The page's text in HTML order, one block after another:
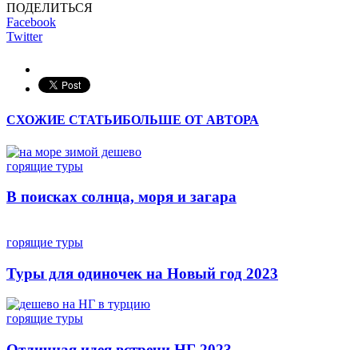
ПОДЕЛИТЬСЯ
Facebook
Twitter
СХОЖИЕ СТАТЬИБОЛЬШЕ ОТ АВТОРА
горящие туры
В поисках солнца, моря и загара
горящие туры
Туры для одиночек на Новый год 2023
горящие туры